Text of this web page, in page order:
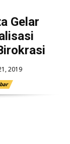
Gelar
2019